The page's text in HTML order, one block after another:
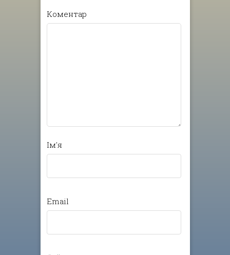
Коментар
Ім'я
Email